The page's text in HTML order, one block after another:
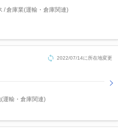
倉庫業(運輸・倉庫関連)
2022/07/14に所在地変更
(運輸・倉庫関連)